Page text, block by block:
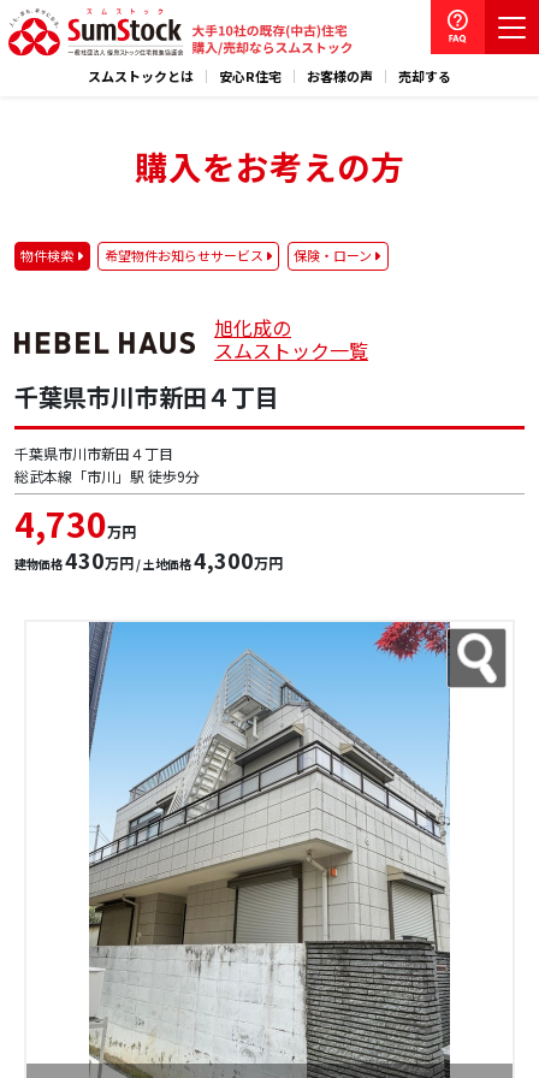
スムストックとは 安心R住宅 お客様の声 売却する
購入をお考えの方
物件検索 希望物件お知らせサービス 保険・ローン
旭化成の
スムストック一覧
千葉県市川市新田４丁目
千葉県市川市新田４丁目
総武本線「市川」駅 徒歩9分
4,730万円
建物価格430万円 / 土地価格4,300万円